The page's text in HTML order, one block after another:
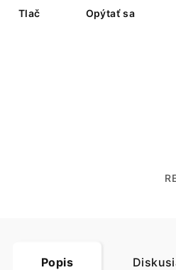
Tlač Opýtať sa
Popis